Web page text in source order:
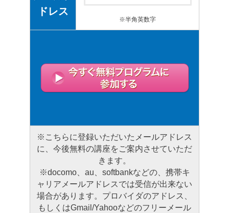
ドレス
※半角英数字
※こちらに登録いただいたメールアドレス
に、今後無料の講座をご案内させていただ
きます。
※docomo、au、softbankなどの、携帯キ
ャリアメールアドレスでは受信が出来ない
場合があります。プロバイダのアドレス、
もしくはGmail/Yahooなどのフリーメール